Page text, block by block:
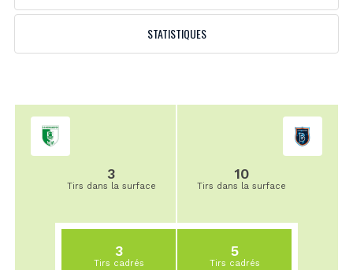
STATISTIQUES
3
Tirs dans la surface
3
Tirs cadrés
10
Tirs dans la surface
5
Tirs cadrés